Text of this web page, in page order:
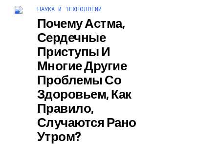
НАУКА И ТЕХНОЛОГИИ
Почему Астма,
Сердечные
Приступы И
Многие Другие
Проблемы Со
Здоровьем, Как
Правило,
Случаются Рано
Утром?